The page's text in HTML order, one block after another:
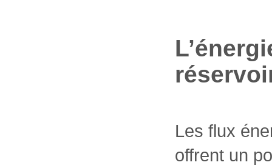
Les flux
offrent un